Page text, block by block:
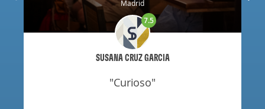
Madrid
SUSANA CRUZ GARCIA
7.5
"curioso"